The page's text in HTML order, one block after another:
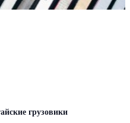
грузовики